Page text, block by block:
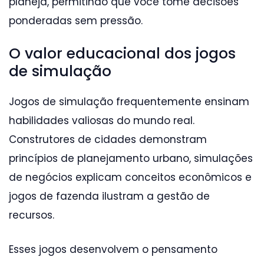
ponderadas sem pressão.
O valor educacional dos jogos
de simulação
Jogos de simulação frequentemente ensinam
habilidades valiosas do mundo real.
Construtores de cidades demonstram
princípios de planejamento urbano, simulações
de negócios explicam conceitos econômicos e
jogos de fazenda ilustram a gestão de
recursos.
Esses jogos desenvolvem o pensamento